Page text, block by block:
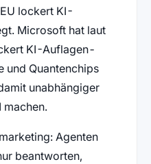
lockert KI-
Microsoft hat laut
KI-Auflagen-
und Quantenchips
unabhängiger
machen.
Agenten
beantworten,